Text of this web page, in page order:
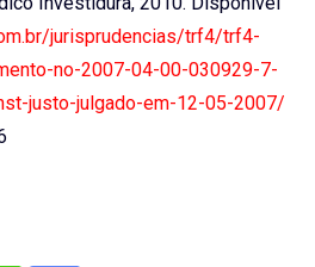
jurisprudencias/trf4/trf4-
no-2007-04-00-030929-7-
justo-julgado-em-12-05-2007/